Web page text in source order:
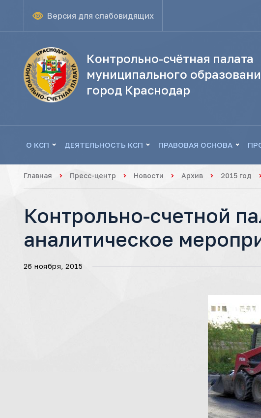
Версия для слабовидящих
Контрольно-счётная палата
муниципального
город Краснодар
О КСП ДЕЯТЕЛЬНОСТЬ КСП ПРАВОВАЯ ОСНОВА
Главная Пресс-центр Новости Архив 2015 год
Контрольно-счетной
аналитическое
26 ноября, 2015